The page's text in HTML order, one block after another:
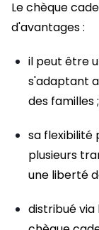
Le chèque
d'avantages :
il peut être
s'adaptant
des familles ;
sa flexibilité
plusieurs
une liberté
distribué via